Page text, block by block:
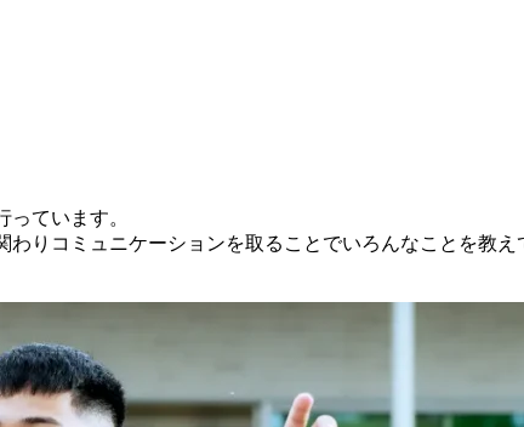
ています。
りコミュニケーションを取ることでいろんなことを教